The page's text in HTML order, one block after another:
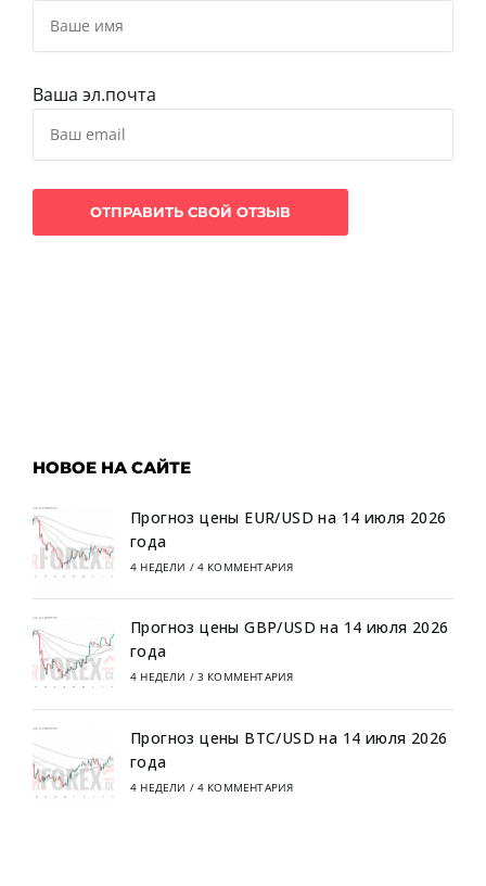
Ваша эл.почта
НОВОЕ НА САЙТЕ
Прогноз цены EUR/USD на 14 июля 2026
года
4 НЕДЕЛИ / 4 КОММЕНТАРИЯ
Прогноз цены GBP/USD на 14 июля 2026
года
4 НЕДЕЛИ / 3 КОММЕНТАРИЯ
Прогноз цены BTC/USD на 14 июля 2026
года
4 НЕДЕЛИ / 4 КОММЕНТАРИЯ